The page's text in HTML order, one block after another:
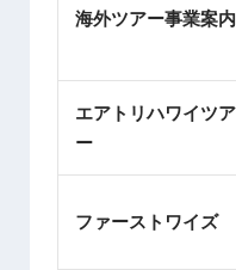
海外ツアー事業案内
エアトリハワイツア
ー
ファーストワイズ